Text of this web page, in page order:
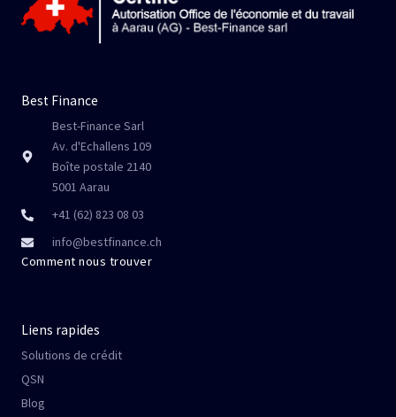
Best Finance
Best-Finance Sarl
Av. d'Echallens 109
Boîte postale 2140
5001 Aarau
+41 (62) 823 08 03
info@bestfinance.ch
Comment nous trouver
Liens rapides
Solutions de crédit
QSN
Blog